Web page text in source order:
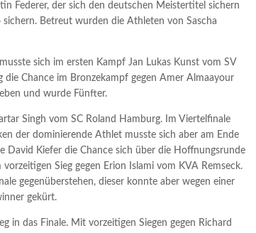
Federer, der sich den deutschen Meistertitel sichern
Betreut wurden die Athleten von Sascha
sich im ersten Kampf Jan Lukas Kunst vom SV
die Chance im Bronzekampf gegen Amer Almaayour
und wurde Fünfter.
Singh vom SC Roland Hamburg. Im Viertelfinale
der dominierende Athlet musste sich aber am Ende
David Kiefer die Chance sich über die Hoffnungsrunde
Sieg gegen Erion Islami vom KVA Remseck.
gegenüberstehen, dieser konnte aber wegen einer
gekürt.
in das Finale. Mit vorzeitigen Siegen gegen Richard